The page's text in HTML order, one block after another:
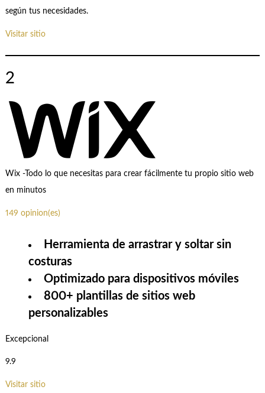
según tus necesidades.
Visitar sitio
2
Wix -Todo lo que necesitas para crear fácilmente tu propio sitio web
en minutos
149 opinion(es)
Herramienta de arrastrar y soltar sin
costuras
Optimizado para dispositivos móviles
800+ plantillas de sitios web
personalizables
Excepcional
9.9
Visitar sitio